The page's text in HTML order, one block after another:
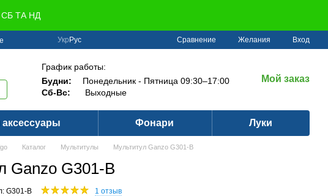
ТА НД
Укр Рус Сравнение Желания Вход
График работы:
Будни:
Понедельник - Пятница 09:30–17:00
Сб-Вс:
Выходные
Мой заказ
Фонари Луки
Каталог Мультитулы Мультитул Ganzo G301-В
Ganzo G301-В
G301-B 1 отзыв